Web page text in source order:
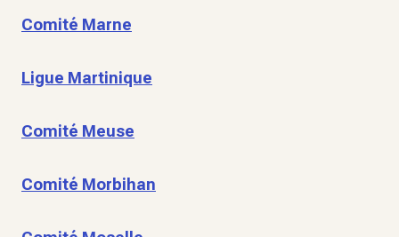
Comité Marne
Ligue Martinique
Comité Meuse
Comité Morbihan